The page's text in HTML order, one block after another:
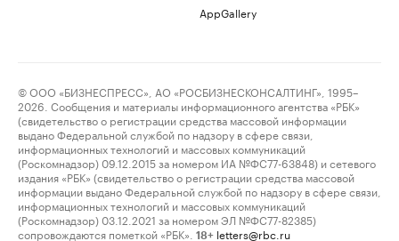
AppGallery
© ООО «БИЗНЕСПРЕСС», АО «РОСБИЗНЕСКОНСАЛТИНГ», 1995–
2026. Сообщения и материалы информационного агентства «РБК»
(свидетельство о регистрации средства массовой информации
выдано Федеральной службой по надзору в сфере связи,
информационных технологий и массовых коммуникаций
(Роскомнадзор) 09.12.2015 за номером ИА №ФС77-63848) и сетевого
издания «РБК» (свидетельство о регистрации средства массовой
информации выдано Федеральной службой по надзору в сфере связи,
информационных технологий и массовых коммуникаций
(Роскомнадзор) 03.12.2021 за номером ЭЛ №ФС77-82385)
сопровождаются пометкой «РБК».
18+ letters@rbc.ru